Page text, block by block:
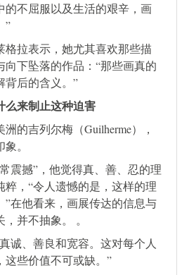
的不屈服以及生活的艰辛，画
”
拉表示，她尤其喜欢那些描
下坠落的作品：“那些画真的
背后的含义。”
么来制止这种迫害
的吉列尔梅（Guilherme），
。
震撼”，他觉得真、善、忍的理
，“令人遗憾的是，这样的理
在他看来，画展传达的信息与
并不抽象。 。
诚、善良和宽容。这对每个人
些价值不可或缺。”